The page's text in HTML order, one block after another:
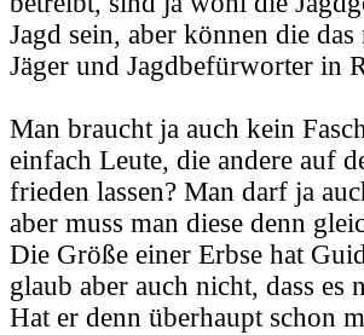
Jagd sein, aber können die
Jäger und Jagdbefürworter in
Man braucht ja auch kein
einfach Leute, die andere auf
frieden lassen? Man darf ja
aber muss man diese denn
Die Größe einer Erbse hat
glaub aber auch nicht, dass es
Hat er denn überhaupt schon